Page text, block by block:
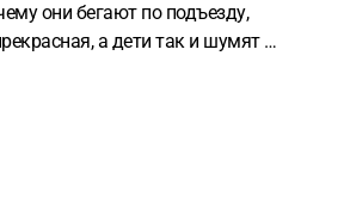
они бегают по подъезду,
а дети так и шумят в
портить? Нас всего